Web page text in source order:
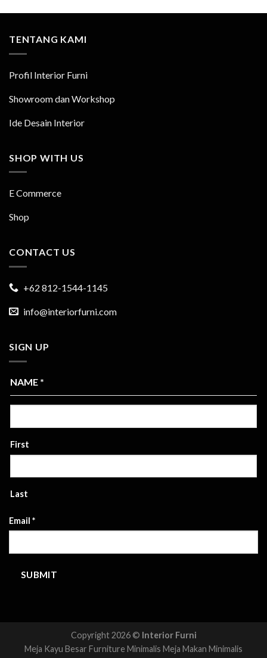
TENTANG KAMI
Profil Interior Furni
Showroom dan Workshop
Ide Desain Interior
SHOP WITH US
E Commerce
Shop
CONTACT US
+62 812-1544-1145
info@interiorfurni.com
SIGN UP
NAME *
First
Last
Email *
SUBMIT
Copyright 2026 © Interior Furni
Meja Kayu Besar Furniture Minimalis Meja Makan Minimalis